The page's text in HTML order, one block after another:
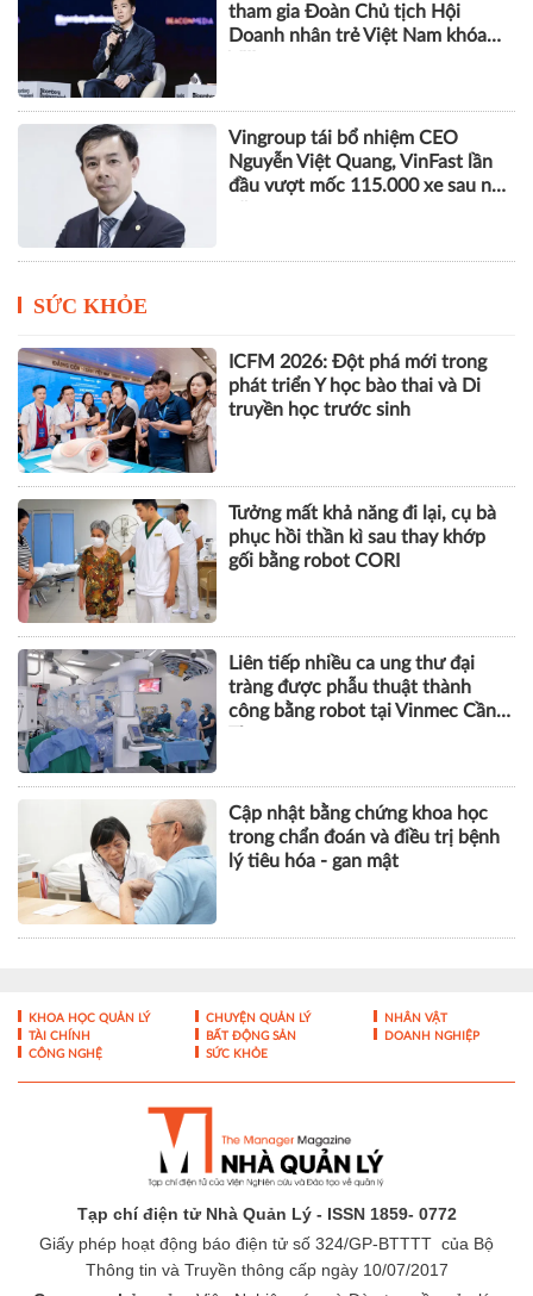
tham gia Đoàn Chủ tịch Hội
Doanh nhân trẻ Việt Nam khóa
Vingroup tái bổ nhiệm CEO
Nguyễn Việt Quang, VinFast lần
đầu vượt mốc 115.000 xe sau nửa
SỨC KHỎE
ICFM 2026: Đột phá mới trong
phát triển Y học bào thai và Di
truyền học trước sinh
Tưởng mất khả năng đi lại, cụ bà
phục hồi thần kì sau thay khớp
gối bằng robot CORI
Liên tiếp nhiều ca ung thư đại
tràng được phẫu thuật thành
công bằng robot tại Vinmec Cần
Cập nhật bằng chứng khoa học
trong chẩn đoán và điều trị bệnh
lý tiêu hóa - gan mật
KHOA HỌC QUẢN LÝ CHUYỆN QUẢN LÝ
NHÂN VẬT
TÀI CHÍNH
BẤT ĐỘNG SẢN
DOANH NGHIỆP
CÔNG NGHỆ
SỨC KHỎE
Tạp chí điện tử Nhà Quản Lý - ISSN 1859- 0772
Giấy phép hoạt động báo điện tử số 324/GP-BTTTT của Bộ
Thông tin và Truyền thông cấp ngày 10/07/2017